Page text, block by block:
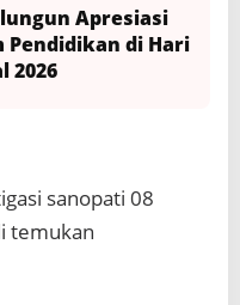
Apresiasi
Pendidikan di Hari
2026
sanopati 08
temukan